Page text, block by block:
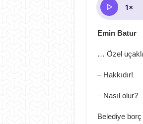
Emin Batur
… Özel
– Hakkıdır!
– Nasıl olur?
Belediye borç